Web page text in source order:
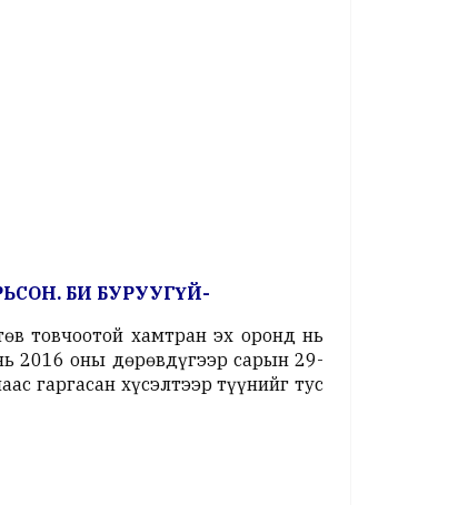
БИ БУРУУГҮЙ-
товчоотой хамтран эх оронд нь
2016 оны дөрөвдүгээр сарын 29-
гаргасан хүсэлтээр түүнийг тус